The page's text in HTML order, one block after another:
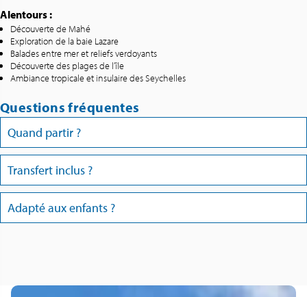
Alentours :
Découverte de Mahé
Exploration de la baie Lazare
Balades entre mer et reliefs verdoyants
Découverte des plages de l’île
Ambiance tropicale et insulaire des Seychelles
Questions fréquentes
Quand partir ?
Transfert inclus ?
Adapté aux enfants ?